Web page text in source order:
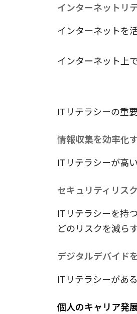
インターネットリ
インターネットを
インターネット上
ITリテラシーの重
情報収集を効率化
ITリテラシーが高
セキュリティリス
ITリテラシーを持
どのリスクを減ら
デジタルデバイド
ITリテラシーがあ
個人のキャリア発